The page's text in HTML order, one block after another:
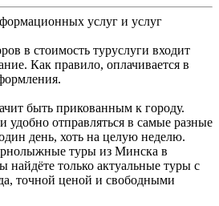
услуг и услуг
в стоимость туруслуги входит
Как правило, оплачивается в
быть прикованным к городу.
удобно отправляться в самые разные
день, хоть на целую неделю.
туры из Минска в
только актуальные туры с
точной ценой и свободными